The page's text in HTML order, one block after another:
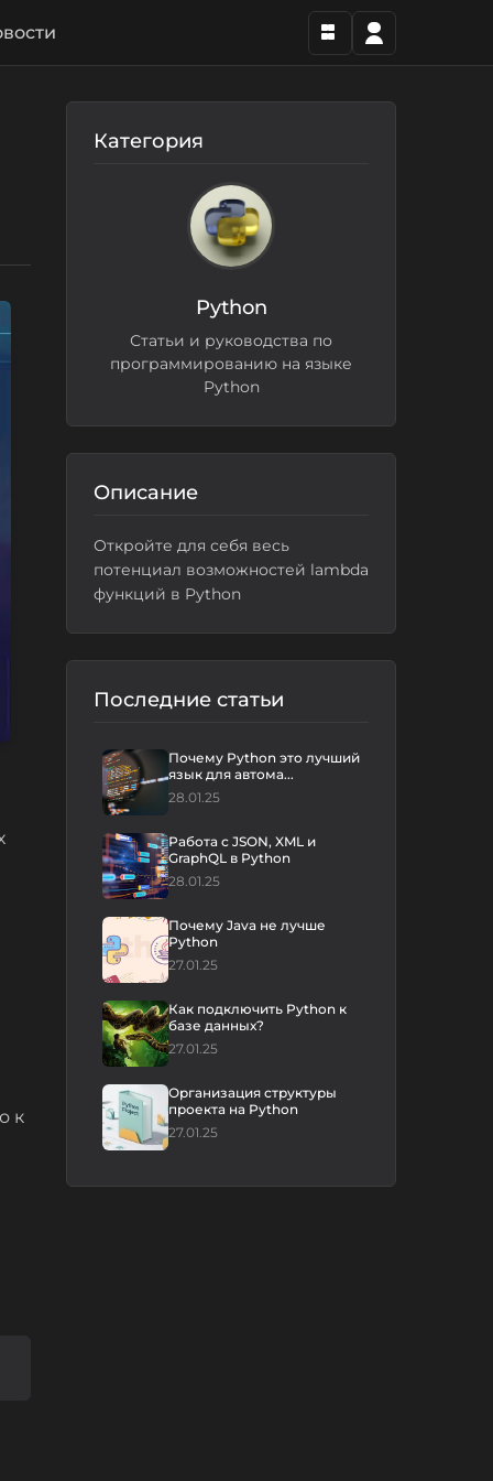
к
Категория
Python
Статьи и руководства по
программированию на языке
Python
Описание
Откройте для себя весь
потенциал возможностей lambda
функций в Python
Последние статьи
Почему Python это лучший
язык для автома...
28.01.25
Работа с JSON, XML и
GraphQL в Python
28.01.25
Почему Java не лучше
Python
27.01.25
Как подключить Python к
базе данных?
27.01.25
Организация структуры
проекта на Python
27.01.25